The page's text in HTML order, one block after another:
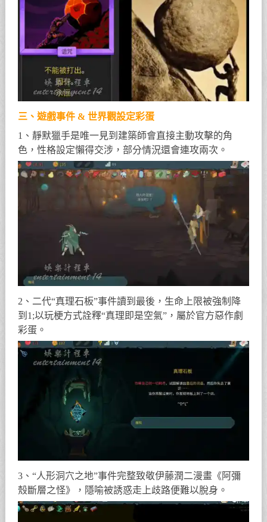
三、遊戲事件 & 世界觀設定彩蛋
1、靜默獵手是唯一見到建築師會直接主動攻擊的角
色，性格設定懶得交涉，部分情況還會連攻兩次。
2、二代“真理石板”事件讀到最後，生命上限被強制降
到1;以玩梗方式詮釋“真理即是空氣”，屬於官方惡作劇
彩蛋。
3、“人形洞穴之地”事件完整致敬伊藤潤二漫畫《阿彌
殼斷層之怪》，隱喻被誘惑走上歧路便難以脫身。